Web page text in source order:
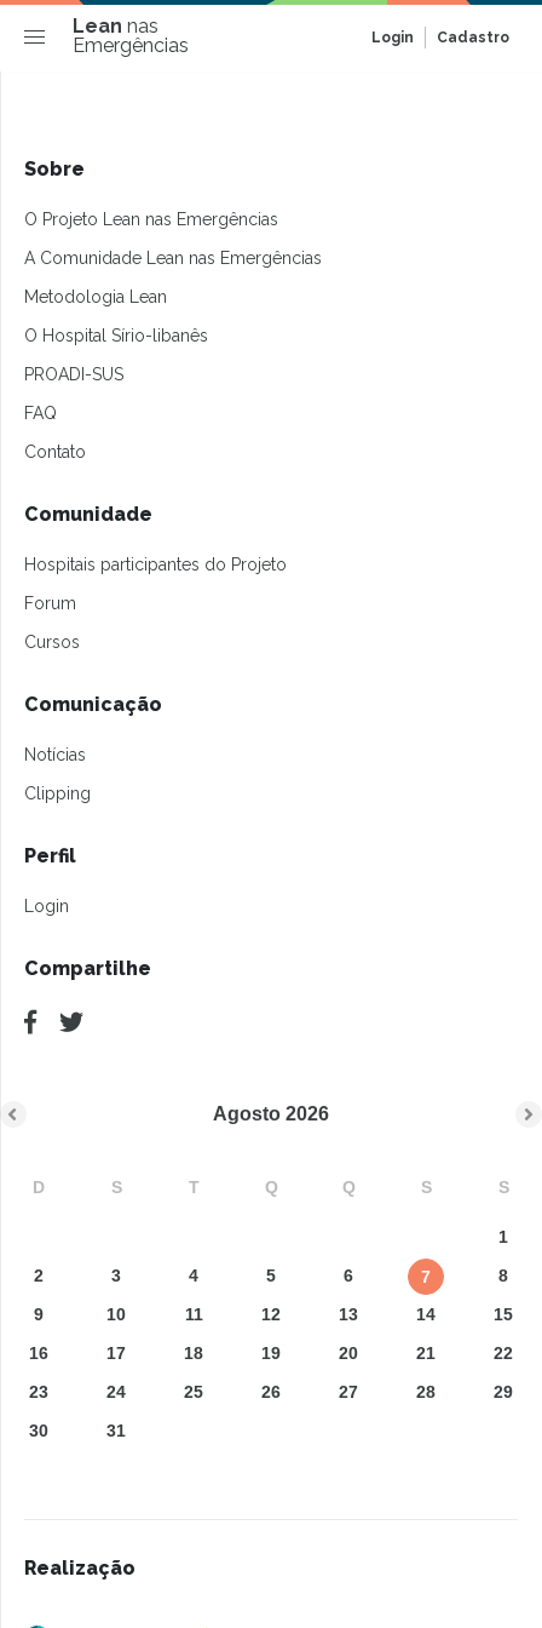
Lean nas
Emergências
Login Cadastro
Sobre
O Projeto Lean nas Emergências
A Comunidade Lean nas Emergências
Metodologia Lean
O Hospital Sírio-libanês
PROADI-SUS
FAQ
Contato
Comunidade
Hospitais participantes do Projeto
Forum
Cursos
Comunicação
Notícias
Clipping
Perfil
Login
Compartilhe
Agosto 2026
D S T Q Q S S
1
2
3 4 5 6 7
8
9
10 11 12 13 14
15
16
17 18 19 20 21
22
23
24 25 26 27 28
29
30
31
Realização